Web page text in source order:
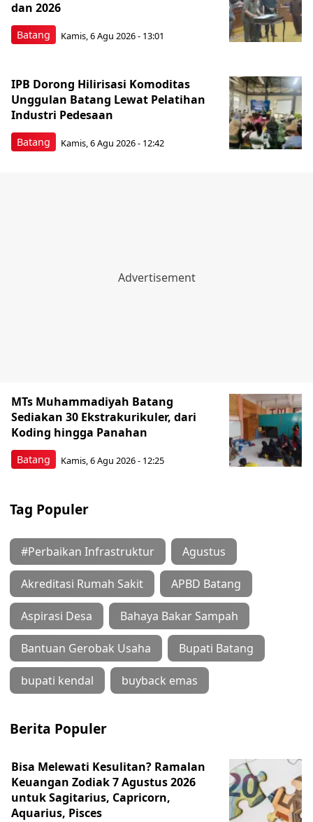
Batang
dan 2026
Kamis, 6 Agu 2026 - 13:01
Batang
IPB Dorong Hilirisasi Komoditas
Unggulan Batang Lewat Pelatihan
Industri Pedesaan
Kamis, 6 Agu 2026 - 12:42
Batang
MTs Muhammadiyah Batang
Sediakan 30 Ekstrakurikuler, dari
Koding hingga Panahan
Kamis, 6 Agu 2026 - 12:25
Tag Populer
#Perbaikan Infrastruktur Agustus
Akreditasi Rumah Sakit APBD Batang
Aspirasi Desa Bahaya Bakar Sampah
Bantuan Gerobak Usaha Bupati Batang
bupati kendal buyback emas
Berita Populer
Bisa Melewati Kesulitan? Ramalan
Keuangan Zodiak 7 Agustus 2026
untuk Sagitarius, Capricorn,
Aquarius, Pisces